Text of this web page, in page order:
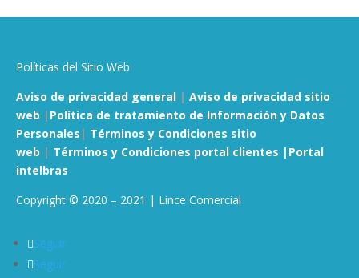
Políticas del Sitio Web
Aviso de privacidad general | Aviso de privacidad sitio
web | Política de tratamiento de Información y Datos
Personales | Términos y Condiciones sitio
web | Términos y Condiciones portal clientes | Portal
intelbras
Copyright © 2020 – 2021 | Lince Comercial
Seguir
Seguir